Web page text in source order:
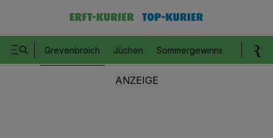
Grevenbroich Jüchen Sommergewinnspiel